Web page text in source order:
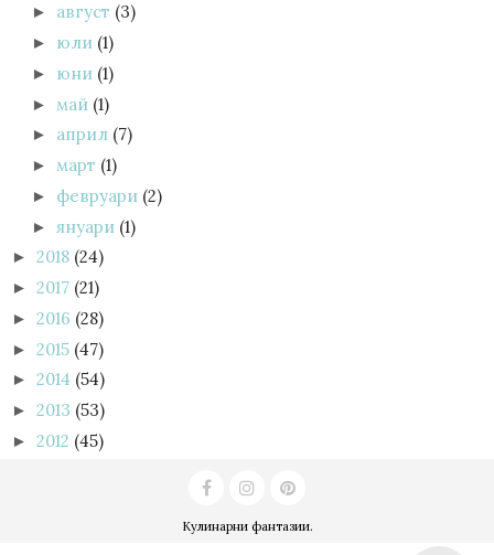
► август (3)
► юли (1)
► юни (1)
► май (1)
► април (7)
► март (1)
► февруари (2)
► януари (1)
► 2018 (24)
► 2017 (21)
► 2016 (28)
► 2015 (47)
► 2014 (54)
► 2013 (53)
► 2012 (45)
Кулинарни фантазии.